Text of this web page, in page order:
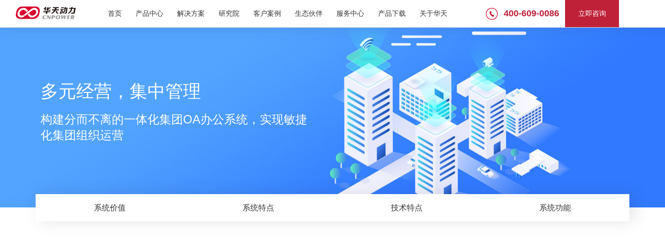
首页 产品中心 解决方案 研究院 客户案例 生态伙伴 服务中心 产品下载 关于华天 400-609-0086 立即咨询
多元经营，集中管理
构建分而不离的一体化集团OA办公系统，实现敏捷
化集团组织运营
系统价值 系统特点 技术特点 系统功能